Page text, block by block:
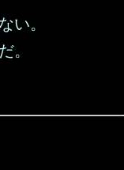
い。
。